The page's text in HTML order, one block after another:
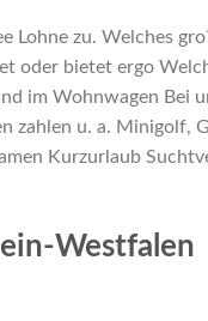
Lohne zu. Welches
oder bietet ergo
im Wohnwagen Bei
zahlen u. a. Minigolf,
Kurzurlaub
Westfalen